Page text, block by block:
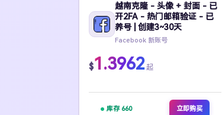
越南克隆 - 头像 + 封面 - 已
开2FA - 热门邮箱验证 - 已
养号 | 创建3~30天
Facebook 新账号
$1.3962起
库存 660 立即购买